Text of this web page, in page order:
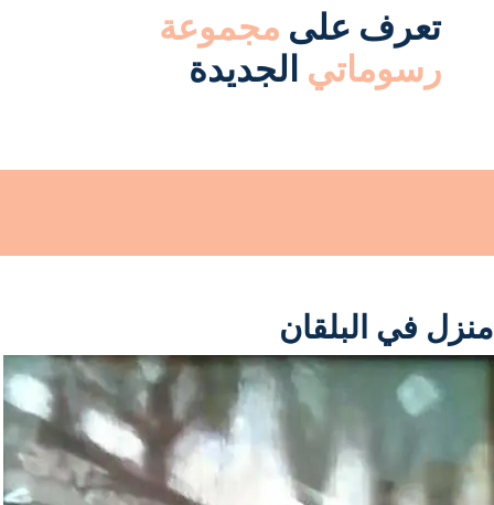
تعرف على مجموعة
رسوماتي الجديدة
منزل في البلقان